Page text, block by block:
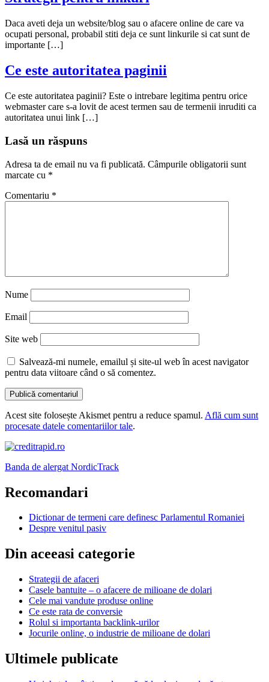
Daca aveti deja un website/blog sau o afacere online de care va
ocupati personal, probabil stiti deja ce sunt linkurile si cat sunt de
importante […]
Ce este autoritatea paginii
Ce este autoritatea paginii? Este o intrebare legitima pentru orice
webmaster care s-a lovit de acest termen sau de termenii inruditi ca
autoritatea unui link […]
Lasă un răspuns
Adresa ta de email nu va fi publicată. Câmpurile obligatorii sunt
marcate cu *
Comentariu *
Nume
Email
Site web
Salvează-mi numele, emailul și site-ul web în acest navigator
pentru data viitoare când o să comentez.
Acest site folosește Akismet pentru a reduce spamul. Află cum sunt
procesate datele comentariilor tale.
Banda de alergat NordicTrack
Recomandari
Dictionar de termeni care definesc Parlamentul Romaniei
Despre venitul pasiv
Din aceeasi categorie
Strategii de afaceri
Casele bantuite – o afacere de milioane de dolari
Cele mai vandute produse online
Ce este rata de conversie
Rolul si importanta backlink-urilor
Jocurile online, o industrie de milioane de dolari
Ultimele publicate